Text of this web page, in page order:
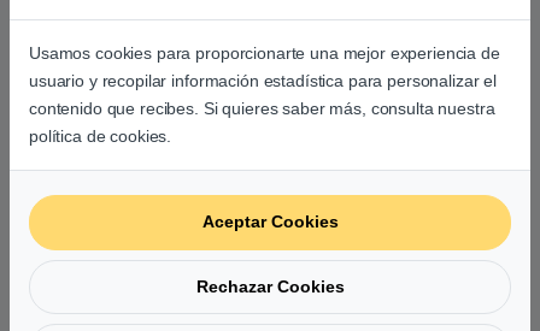
Usamos cookies para proporcionarte una mejor experiencia de
usuario y recopilar información estadística para personalizar el
contenido que recibes. Si quieres saber más, consulta nuestra
política de cookies.
Aceptar Cookies
Rechazar Cookies